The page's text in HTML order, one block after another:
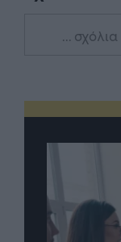
... σχόλια